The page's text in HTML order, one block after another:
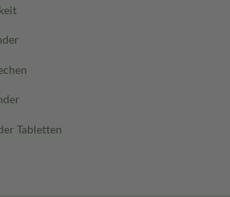
Tabletten